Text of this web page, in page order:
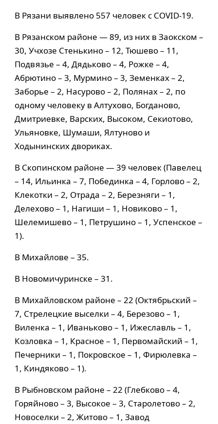
В Рязани выявлено 557 человек с COVID-19.
В Рязанском районе — 89, из них в Заокском –
30, Учхозе Стенькино – 12, Тюшево – 11,
Подвязье – 4, Дядьково – 4, Рожке – 4,
Абрютино – 3, Мурмино – 3, Земенках – 2,
Заборье – 2, Насурово – 2, Полянах – 2, по
одному человеку в Алтухово, Богданово,
Дмитриевке, Варских, Высоком, Секиотово,
Ульяновке, Шумаши, Ялтуново и
Ходынинских двориках.
В Скопинском районе — 39 человек (Павелец
– 14, Ильинка – 7, Побединка – 4, Горлово – 2,
Клекотки – 2, Отрада – 2, Березняги – 1,
Делехово – 1, Нагиши – 1, Новиково – 1,
Шелемишево – 1, Петрушино – 1, Успенское –
1).
В Михайлове – 35.
В Новомичуринске – 31.
В Михайловском районе – 22 (Октябрьский –
7, Стрелецкие выселки – 4, Березово – 1,
Виленка – 1, Иваньково – 1, Ижеславль – 1,
Козловка – 1, Красное – 1, Первомайский – 1,
Печерники – 1, Покровское – 1, Фирюлевка –
1, Киндяково – 1).
В Рыбновском районе – 22 (Глебково – 4,
Горяйново – 3, Высокое – 3, Старолетово – 2,
Новоселки – 2, Житово – 1, Завод